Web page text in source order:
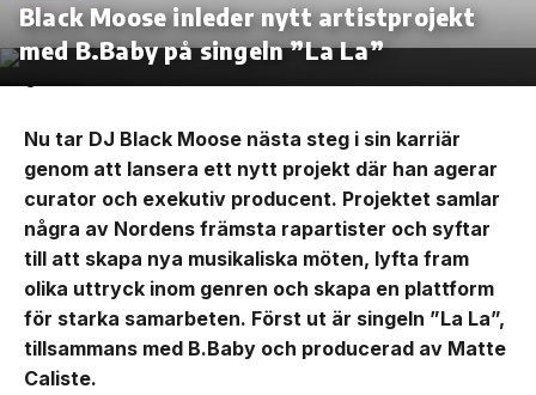
Black Moose inleder nytt artistprojekt
med B.Baby på singeln ”La La”
Nu tar DJ Black Moose nästa steg i sin karriär
genom att lansera ett nytt projekt där han agerar
curator och exekutiv producent. Projektet samlar
några av Nordens främsta rapartister och syftar
till att skapa nya musikaliska möten, lyfta fram
olika uttryck inom genren och skapa en plattform
för starka samarbeten. Först ut är singeln ”La La”,
tillsammans med B.Baby och producerad av Matte
Caliste.